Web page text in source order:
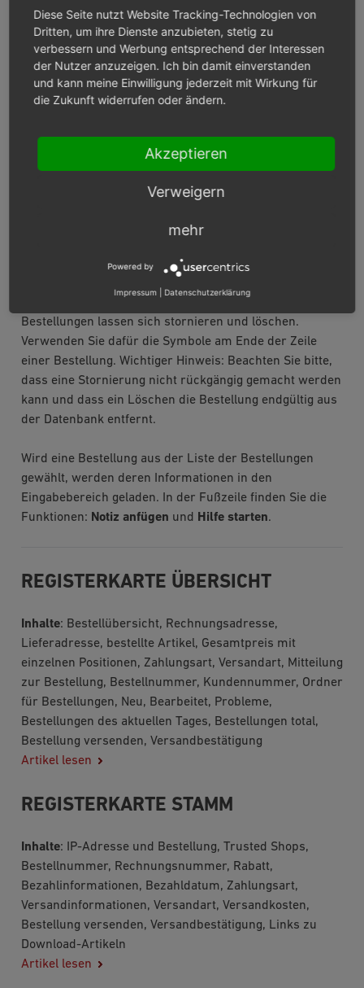
Dropdown-Liste gewählt, lassen sich Bestellungen eines
vorgegebenen Bezahldatums im Format JJJJ-MM-TT
anzeigen. Auch hier sind Teilformate möglich. Bei der
Filterung der Bestellungen mit bestimmten Artikeln wird
der Artikeltitel oder die Artikelnummer berücksichtigt.
Auch hier genügt bereits die Angabe weniger Zeichen.
Nachname des Käufers kann gesetzte Filter noch
verfeinern, aber auch separat verwendet werden.
bezahlt, Bestellnummer, Vorname und Name sortiert
angeklickt wird. Die Bestellungen werden dadurch in
Bestellungen lassen sich stornieren und löschen.
Verwenden Sie dafür die Symbole am Ende der Zeile
einer Bestellung. Wichtiger Hinweis: Beachten Sie bitte,
dass eine Stornierung nicht rückgängig gemacht werden
kann und dass ein Löschen die Bestellung endgültig aus
der Datenbank entfernt.
Wird eine Bestellung aus der Liste der Bestellungen
gewählt, werden deren Informationen in den
Eingabebereich geladen. In der Fußzeile finden Sie die
Funktionen: Notiz anfügen und Hilfe starten.
REGISTERKARTE ÜBERSICHT
Inhalte: Bestellübersicht, Rechnungsadresse,
Lieferadresse, bestellte Artikel, Gesamtpreis mit
einzelnen Positionen, Zahlungsart, Versandart, Mitteilung
zur Bestellung, Bestellnummer, Kundennummer, Ordner
für Bestellungen, Neu, Bearbeitet, Probleme,
Bestellungen des aktuellen Tages, Bestellungen total,
Bestellung versenden, Versandbestätigung
Artikel lesen
REGISTERKARTE STAMM
Inhalte: IP-Adresse und Bestellung, Trusted Shops,
Bestellnummer, Rechnungsnummer, Rabatt,
Bezahlinformationen, Bezahldatum, Zahlungsart,
Versandinformationen, Versandart, Versandkosten,
Bestellung versenden, Versandbestätigung, Links zu
Download-Artikeln
Artikel lesen
Diese Seite nutzt Website Tracking-Technologien von
Dritten, um ihre Dienste anzubieten, stetig zu
verbessern und Werbung entsprechend der Interessen
der Nutzer anzuzeigen. Ich bin damit einverstanden
und kann meine Einwilligung jederzeit mit Wirkung für
die Zukunft widerrufen oder ändern.
Akzeptieren
Verweigern
mehr
Powered by
Impressum Datenschutzerklärung